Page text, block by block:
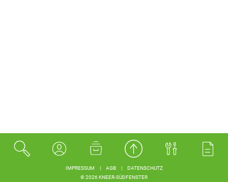
© 2026 KNEER-SÜDFENSTER
IMPRESSUM AGB DATENSCHUTZ